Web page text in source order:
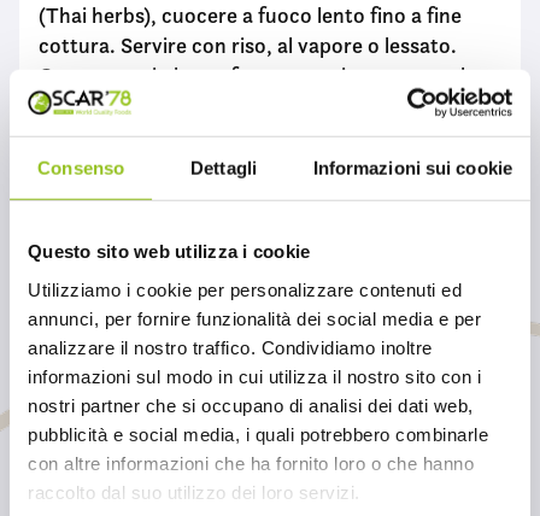
Consenso Dettagli Informazioni sui cookie
Questo sito web utilizza i cookie
Utilizziamo i cookie per personalizzare contenuti ed
annunci, per fornire funzionalità dei social media e per
analizzare il nostro traffico. Condividiamo inoltre
informazioni sul modo in cui utilizza il nostro sito con i
nostri partner che si occupano di analisi dei dati web,
pubblicità e social media, i quali potrebbero combinarle
con altre informazioni che ha fornito loro o che hanno
raccolto dal suo utilizzo dei loro servizi.
(Thai herbs), cuocere a fuoco lento fino a fine
cottura. Servire con riso, al vapore o lessato.
Conservare in luogo fresco e asciutto, una volta
aperto conservare in frigorifero e consumare
entro 7 giorni. Contiene 2 porzioni.
Vuoi saperne di più?
Contattaci per conoscere i dettagli di questo
prodotto e tutti gli altri articoli della nostra
selezione
INVIACI UN MESSAGGIO